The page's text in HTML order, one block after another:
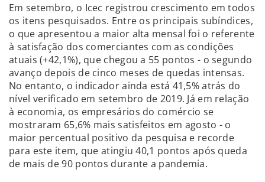
Em setembro, o Icec registrou crescimento em todos
os itens pesquisados. Entre os principais subíndices,
o que apresentou a maior alta mensal foi o referente
à satisfação dos comerciantes com as condições
atuais (+42,1%), que chegou a 55 pontos - o segundo
avanço depois de cinco meses de quedas intensas.
No entanto, o indicador ainda está 41,5% atrás do
nível verificado em setembro de 2019. Já em relação
à economia, os empresários do comércio se
mostraram 65,6% mais satisfeitos em agosto - o
maior percentual positivo da pesquisa e recorde
para este item, que atingiu 40,1 pontos após queda
de mais de 90 pontos durante a pandemia.